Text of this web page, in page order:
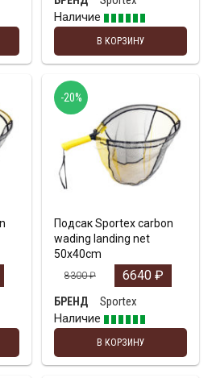
Наличие
В КОРЗИНУ
Подсак Sportex carbon
wading landing net
50x40cm
8300₽ 6640 ₽
БРЕНД
Sportex
Наличие
В КОРЗИНУ
-20%